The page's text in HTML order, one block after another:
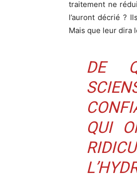
traitement ne
l’auront décrié ?
Mais que leur dira
DE
QUI